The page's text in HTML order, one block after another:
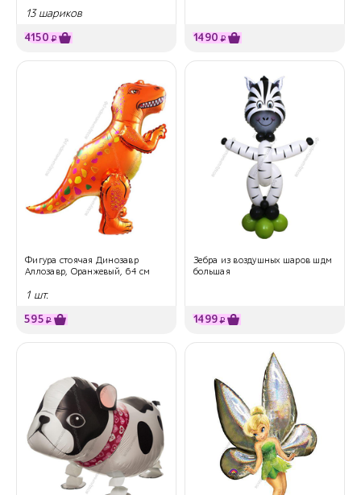
13 шариков
4150 ₽ 1490 ₽
Фигура стоячая Динозавр
Аллозавр, Оранжевый, 64 см
1 шт.
595 ₽
Зебра из воздушных шаров шдм
большая
1499₽